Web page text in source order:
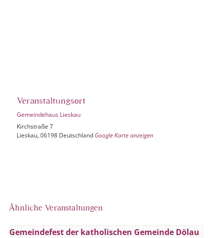
Veranstaltungsort
Gemeindehaus Lieskau
Kirchstraße 7
Lieskau, 06198 Deutschland Google Karte anzeigen
Ähnliche Veranstaltungen
Gemeindefest der katholischen Gemeinde Dölau